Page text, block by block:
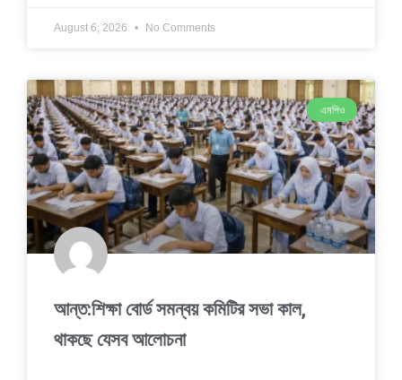
August 6, 2026 No Comments
এমপিও
আন্ত:শিক্ষা বোর্ড সমন্বয় কমিটির সভা কাল,
থাকছে যেসব আলোচনা